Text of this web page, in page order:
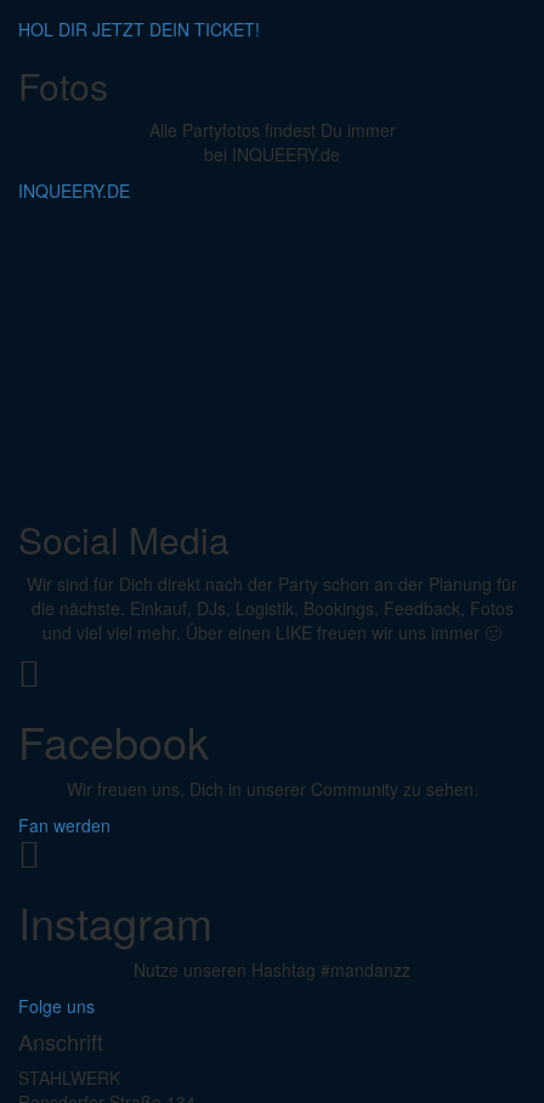
HOL DIR JETZT DEIN TICKET!
Fotos
Alle Partyfotos findest Du immer
bei INQUEERY.de
INQUEERY.DE
Social Media
Wir sind für Dich direkt nach der Party schon an der Planung für
die nächste. Einkauf, DJs, Logistik, Bookings, Feedback, Fotos
und viel viel mehr. Über einen LIKE freuen wir uns immer 🙂
Facebook
Wir freuen uns, Dich in unserer Community zu sehen.
Fan werden
Instagram
Nutze unseren Hashtag #mandanzz
Folge uns
Anschrift
STAHLWERK